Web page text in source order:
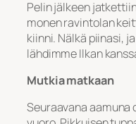
Pelin jälkeen
monen ravintolan
kiinni. Nälkä piinasi,
lähdimme Ilkan
Mutkia matkaan
Seuraavana